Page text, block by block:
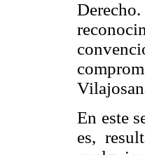
En este
es,